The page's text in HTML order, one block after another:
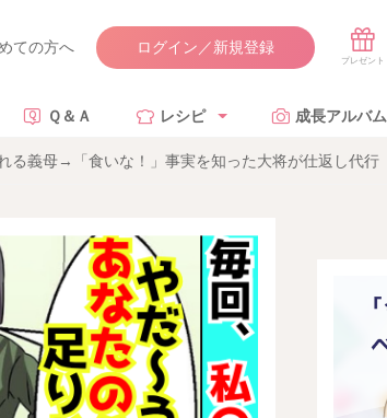
ての方へ ログイン／新規登録
Ｑ＆Ａ レシピ 成長アルバム
る義母→「食いな！」事実を知った大将が仕返し代行